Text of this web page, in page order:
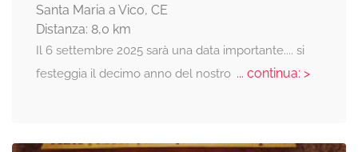
Santa Maria a Vico, CE
Distanza: 8,0 km
Il 6 settembre 2025 sarà una data importante.... si
festeggia il decimo anno del nostro... continua: >